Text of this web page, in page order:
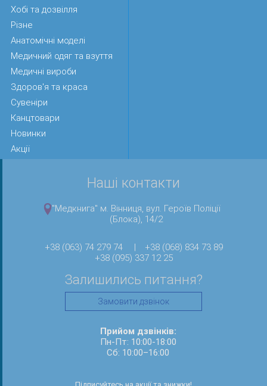
Хобі та дозвілля
Різне
Анатомічні моделі
Медичний одяг та взуття
Медичні вироби
Здоров'я та краса
Сувеніри
Канцтовари
Новинки
Акції
Наші контакти
"Медкнига" м. Вінниця, вул. Героїв Поліції
(Блока), 14/2
+38 (063) 74 279 74 |
+38 (068) 834 73 89
+38 (095) 337 12 25
Залишились питання?
Замовити дзвінок
Прийом дзвінків:
Пн-Пт: 10:00-18:00
Сб: 10:00–16:00